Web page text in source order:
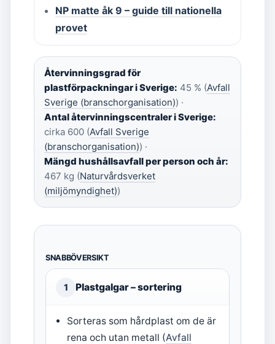
NP matte åk 9 – guide till nationella
provet
Återvinningsgrad för
plastförpackningar i Sverige: 45 % (Avfall
Sverige (branschorganisation)) ·
Antal återvinningscentraler i Sverige:
cirka 600 (Avfall Sverige
(branschorganisation)) ·
Mängd hushållsavfall per person och år:
467 kg (Naturvårdsverket
(miljömyndighet))
SNABBÖVERSIKT
1 Plastgalgar – sortering
Sorteras som hårdplast om de är
rena och utan metall (Avfall